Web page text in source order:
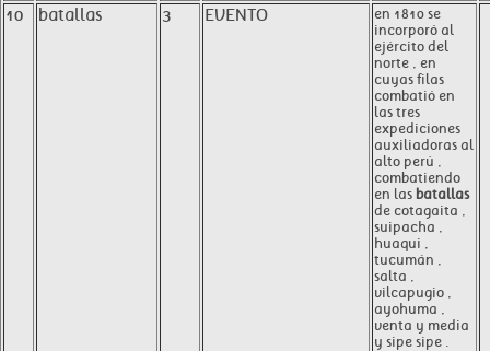
10 batallas 3 EVENTO
en 1810 se
incorporó al
ejército del
norte , en
cuyas filas
combatió en
las tres
expediciones
auxiliadoras al
alto perú ,
combatiendo
en las batallas
de cotagaita ,
suipacha ,
huaqui ,
tucumán ,
salta ,
vilcapugio ,
ayohuma ,
venta y media
y sipe sipe .